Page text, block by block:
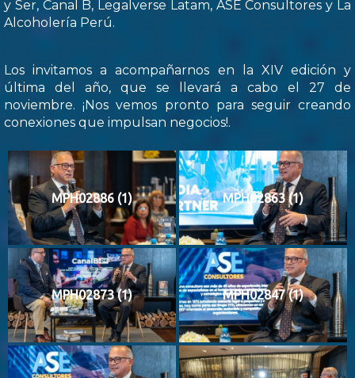
y Ser, Canal B, Legalverse Latam, ASE Consultores y La
Alcoholería Perú.
Los invitamos a acompañarnos en la XIV edición y
última del año, que se llevará a cabo el 27 de
noviembre. ¡Nos vemos pronto para seguir creando
conexiones que impulsan negocios!.
MPH02886 (1) MPH02863 (1)
MPH02873 (1) MPH02847 (1)